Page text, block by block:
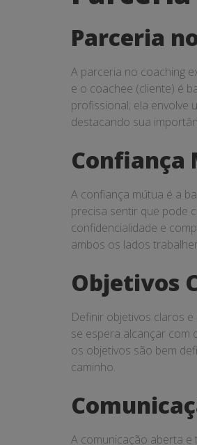
Parceria
A parceria no coaching
e o coachee (cliente) é
profissional; ela envolve
destacando sua
Confiança
A confiança mútua é a
precisa sentir que pode
confidencialidade e
ambos os lados
Objetivos
Definir objetivos claros
se espera alcançar com
os objetivos são bem
caminho.
A comunicação aberta e